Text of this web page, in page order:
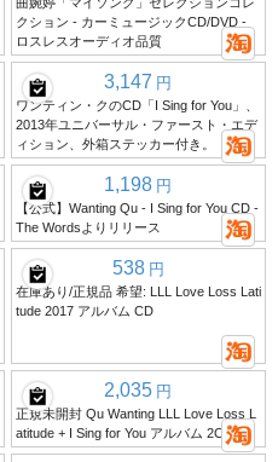
曲婉婷「マイソング」セレクションコレ
クション - カーミュージックCD/DVD -
ロスレスオーディオ品質
3,147 円
ワンティン・クのCD「I Sing for You」、
2013年ユニバーサル・ファースト・エデ
ィション、外箱ステッカー付き。
1,198 円
【公式】Wanting Qu - I Sing for You CD -
The Wordsよりリリース
538 円
在庫あり/正規品 希望: LLL Love Loss Lati
tude 2017 アルバム CD
2,035 円
正規未開封 Qu Wanting LLL Love Loss L
atitude + I Sing for You アルバム 2CD